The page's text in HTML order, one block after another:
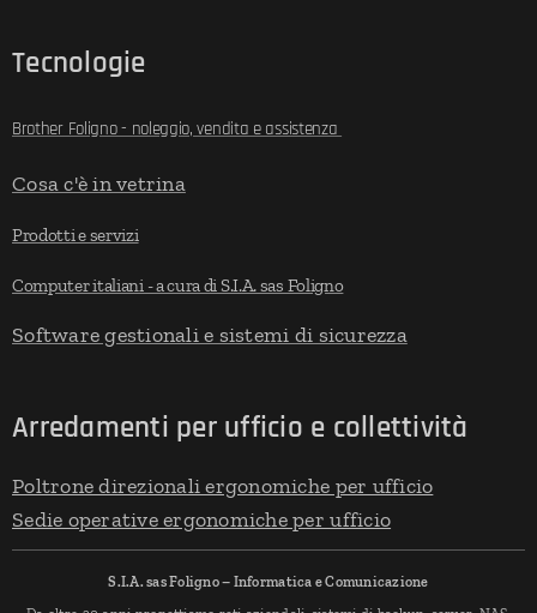
Tecnologie
Brother Foligno - noleggio, vendita e assistenza
Cosa c'è in vetrina
Prodotti e servizi
Computer italiani - a cura di S.I.A. sas Foligno
Software gestionali e sistemi di sicurezza
Arredamenti per ufficio e collettività
Poltrone direzionali ergonomiche per ufficio
Sedie operative ergonomiche per ufficio
S.I.A. sas Foligno – Informatica e Comunicazione